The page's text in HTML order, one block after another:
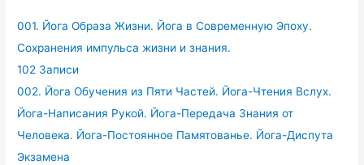
001. Йога Образа Жизни. Йога в Современную Эпоху.
Сохранения импульса жизни и знания.
102 Записи
002. Йога Обучения из Пяти Частей. Йога-Чтения Вслух.
Йога-Написания Рукой. Йога-Передача Знания от
Человека. Йога-Постоянное Памятованье. Йога-Диспута
Экзамена